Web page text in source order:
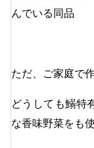
んでいる同品
ただ、ご家庭で
どうしても鰯特
な香味野菜をも